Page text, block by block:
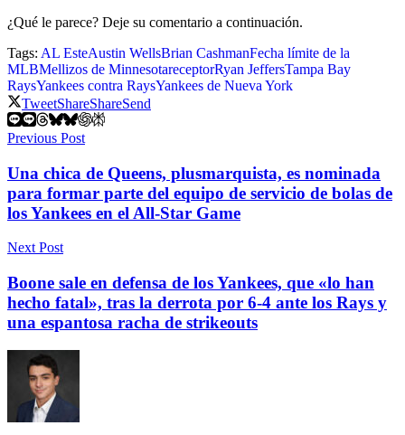
¿Qué le parece? Deje su comentario a continuación.
Tags: AL EsteAustin WellsBrian CashmanFecha límite de la
MLBMellizos de MinnesotareceptorRyan JeffersTampa Bay
RaysYankees contra RaysYankees de Nueva York
TweetShareShareSend
Previous Post
Una chica de Queens, plusmarquista, es nominada
para formar parte del equipo de servicio de bolas de
los Yankees en el All-Star Game
Next Post
Boone sale en defensa de los Yankees, que «lo han
hecho fatal», tras la derrota por 6-4 ante los Rays y
una espantosa racha de strikeouts